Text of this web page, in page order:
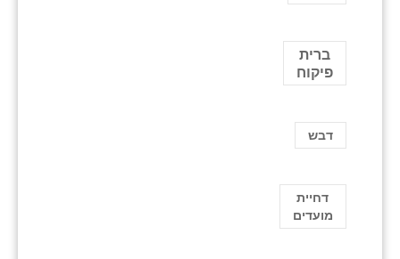
ברית
פיקוח
דבש
דחיית
מועדים